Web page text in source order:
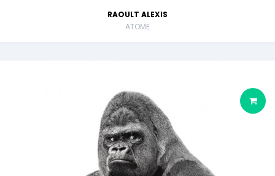
RAOULT ALEXIS
ATOME